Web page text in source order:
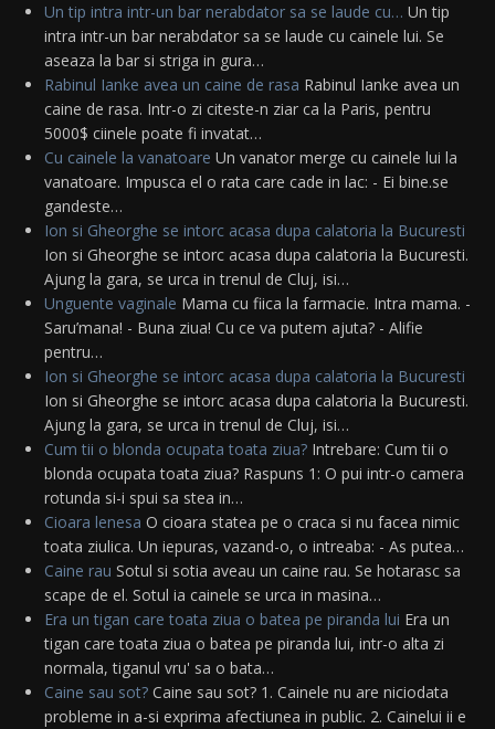
Un tip intra intr-un bar nerabdator sa se laude cu… Un tip
intra intr-un bar nerabdator sa se laude cu cainele lui. Se
aseaza la bar si striga in gura…
Rabinul Ianke avea un caine de rasa Rabinul Ianke avea un
caine de rasa. Intr-o zi citeste-n ziar ca la Paris, pentru
5000$ ciinele poate fi invatat…
Cu cainele la vanatoare Un vanator merge cu cainele lui la
vanatoare. Impusca el o rata care cade in lac: - Ei bine.se
gandeste…
Ion si Gheorghe se intorc acasa dupa calatoria la Bucuresti
Ion si Gheorghe se intorc acasa dupa calatoria la Bucuresti.
Ajung la gara, se urca in trenul de Cluj, isi…
Unguente vaginale Mama cu fiica la farmacie. Intra mama. -
Saru’mana! - Buna ziua! Cu ce va putem ajuta? - Alifie
pentru…
Ion si Gheorghe se intorc acasa dupa calatoria la Bucuresti
Ion si Gheorghe se intorc acasa dupa calatoria la Bucuresti.
Ajung la gara, se urca in trenul de Cluj, isi…
Cum tii o blonda ocupata toata ziua? Intrebare: Cum tii o
blonda ocupata toata ziua? Raspuns 1: O pui intr-o camera
rotunda si-i spui sa stea in…
Cioara lenesa O cioara statea pe o craca si nu facea nimic
toata ziulica. Un iepuras, vazand-o, o intreaba: - As putea…
Caine rau Sotul si sotia aveau un caine rau. Se hotarasc sa
scape de el. Sotul ia cainele se urca in masina…
Era un tigan care toata ziua o batea pe piranda lui Era un
tigan care toata ziua o batea pe piranda lui, intr-o alta zi
normala, tiganul vru' sa o bata…
Caine sau sot? Caine sau sot? 1. Cainele nu are niciodata
probleme in a-si exprima afectiunea in public. 2. Cainelui ii e